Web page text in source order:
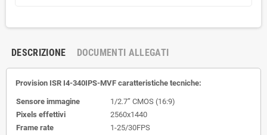
DESCRIZIONE DOCUMENTI ALLEGATI
Provision ISR I4-340IPS-MVF caratteristiche tecniche:
Sensore immagine
1/2.7” CMOS (16:9)
Pixels effettivi
2560x1440
Frame rate
1-25/30FPS